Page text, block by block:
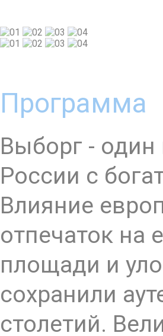
Программа
Выборг -
России с
Влияние
отпечаток на
площади и
сохранили
столетий.